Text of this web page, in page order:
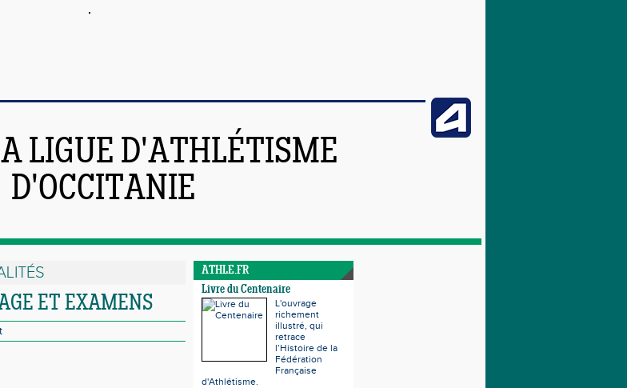
LIGUE D'ATHLÉTISME
D'OCCITANIE
ET EXAMENS
ATHLE.FR
Livre du Centenaire
L'ouvrage
richement
illustré, qui
retrace
l’Histoire de la
Fédération
Française
d'Athlétisme.